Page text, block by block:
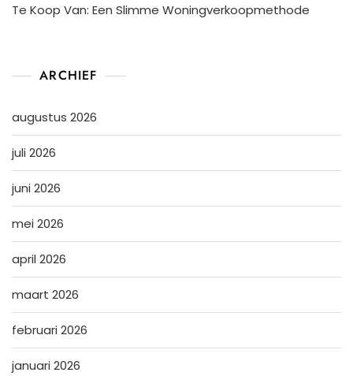
Te Koop Van: Een Slimme Woningverkoopmethode
ARCHIEF
augustus 2026
juli 2026
juni 2026
mei 2026
april 2026
maart 2026
februari 2026
januari 2026